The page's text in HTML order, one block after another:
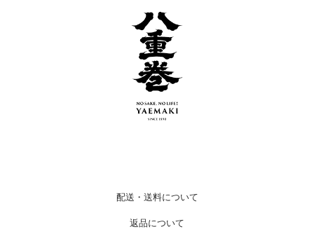
配送・送料について
返品について